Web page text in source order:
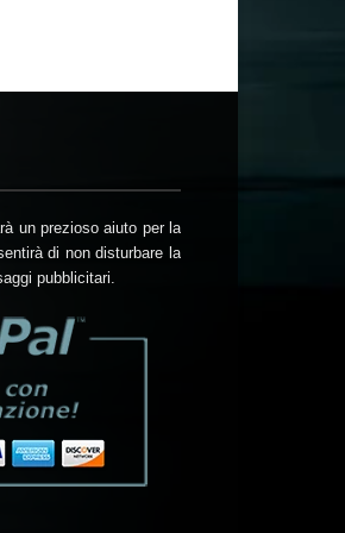
un prezioso aiuto per la
di non disturbare la
pubblicitari.